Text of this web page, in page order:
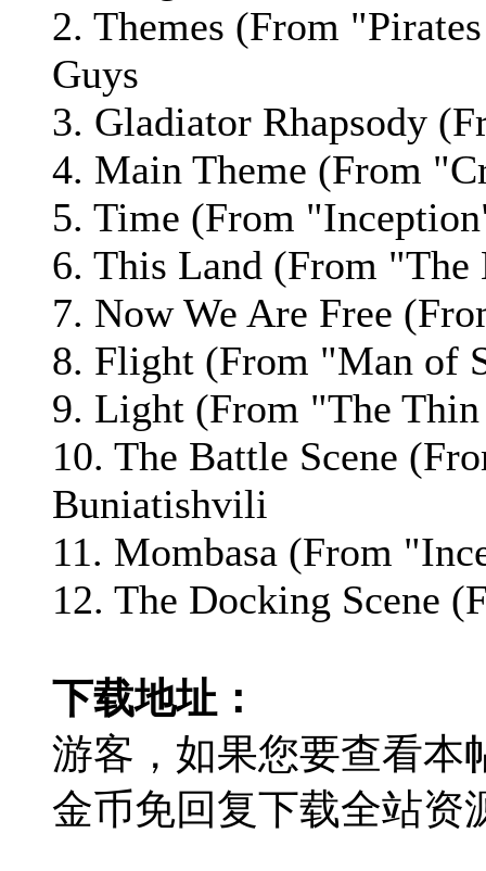
2. Themes (From
Guys
3. Gladiator Rhapsody
4. Main Theme (From
5. Time (From
6. This Land (From
7. Now We Are Free
8. Flight (From "Man of
9. Light (From "The
10. The Battle Scene
Buniatishvili
11. Mombasa (From
12. The Docking Scene
下载地址：
游客，如果您要查看本
金币免回复下载全站资